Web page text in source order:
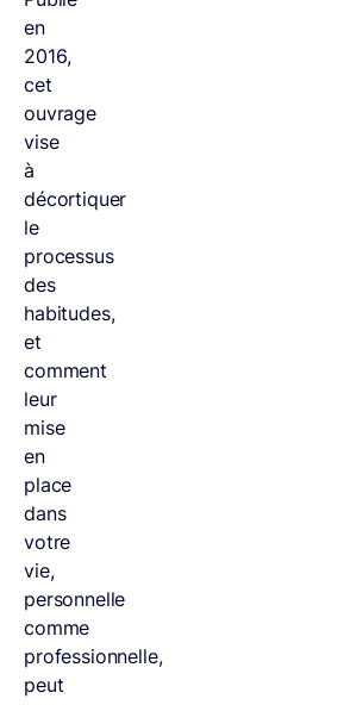
en
2016,
cet
ouvrage
vise
à
décortiquer
le
processus
des
habitudes,
et
comment
leur
mise
en
place
dans
votre
vie,
personnelle
comme
professionnelle,
peut